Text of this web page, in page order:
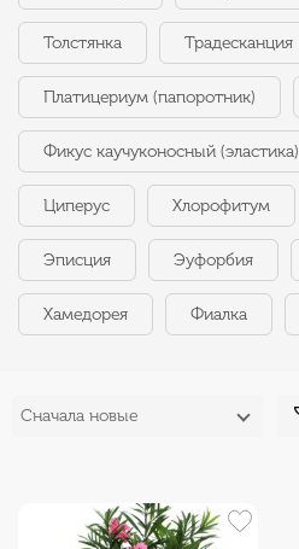
Толстянка Традесканция
Платицериум (папоротник)
Фикус каучуконосный (эластика)
Циперус Хлорофитум
Эписция Эуфорбия
Хамедорея Фиалка
Сначала новые